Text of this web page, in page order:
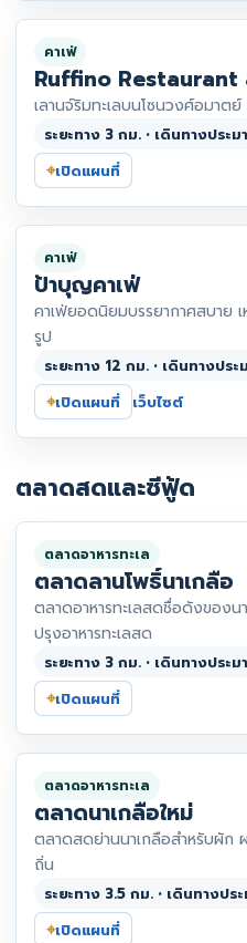
คาเฟ่
Ruffino Restaurant
เลานจ์ริมทะเลบนโซนวงศ์อมาต
ระยะทาง 3 กม. • เดินทางปร
⌖เปิดแผนที่
คาเฟ่
ป้าบุญคาเฟ่
คาเฟ่ยอดนิยมบรรยากาศสบาย
รูป
ระยะทาง 12 กม. • เดินทางป
⌖เปิดแผนที่ เว็บไซต์
ตลาดสดและซีฟู้ด
ตลาดอาหารทะเล
ตลาดลานโพธิ์นาเกลือ
ตลาดอาหารทะเลสดชื่อดังของ
ปรุงอาหารทะเลสด
ระยะทาง 3 กม. • เดินทางปร
⌖เปิดแผนที่
ตลาดอาหารทะเล
ตลาดนาเกลือใหม่
ตลาดสดย่านนาเกลือสำหรับผัก
ถิ่น
ระยะทาง 3.5 กม. • เดินทางป
⌖เปิดแผนที่